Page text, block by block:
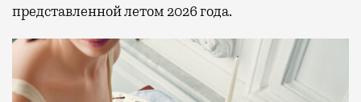
представленной летом 2026 года.